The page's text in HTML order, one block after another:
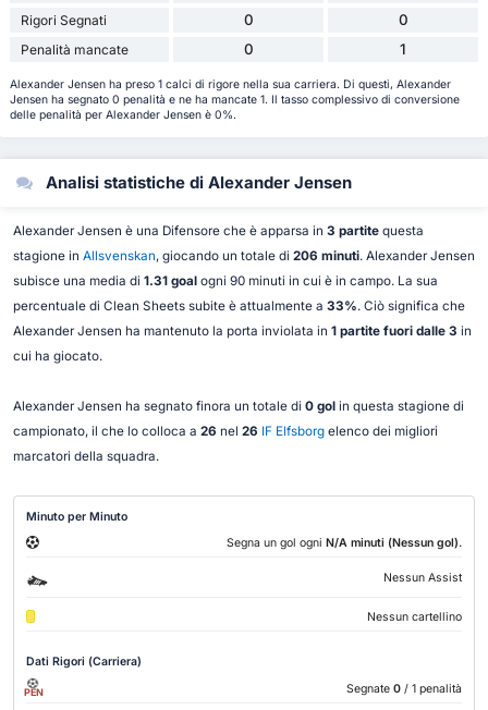
Rigori Segnati 0 0
Penalità mancate 0 1
Alexander Jensen ha preso 1 calci di rigore nella sua carriera. Di questi, Alexander
Jensen ha segnato 0 penalità e ne ha mancate 1. Il tasso complessivo di conversione
delle penalità per Alexander Jensen è 0%.
Analisi statistiche di Alexander Jensen
Alexander Jensen è una Difensore che è apparsa in 3 partitequesta
stagione in Allsvenskan, giocando un totale di 206 minuti. Alexander Jensen
subisce una media di 1.31 goalogni 90 minuti in cui è in campo. La sua
percentuale di Clean Sheets subite è attualmente a 33%. Ciò significa che
Alexander Jensen ha mantenuto la porta inviolata in 1 partite fuori dalle 3 in
cui ha giocato.
Alexander Jensen ha segnato finora un totale di 0 golin questa stagione di
campionato, il che lo colloca a 26 nel 26 IF Elfsborgelenco dei migliori
marcatori della squadra.
Minuto per Minuto
Segna un gol ogni N/A minuti (Nessun gol).
Nessun Assist
Nessun cartellino
Dati Rigori (Carriera)
PEN Segnate 0 / 1 penalità